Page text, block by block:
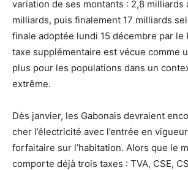
variation de ses montants : 2,8 milliards
milliards, puis finalement 17 milliards
finale adoptée lundi 15 décembre par le
taxe supplémentaire est vécue comme
plus pour les populations dans un
extrême.
Dès janvier, les Gabonais devraient
cher l’électricité avec l’entrée en
forfaitaire sur l’habitation. Alors que le
comporte déjà trois taxes : TVA, CSE,